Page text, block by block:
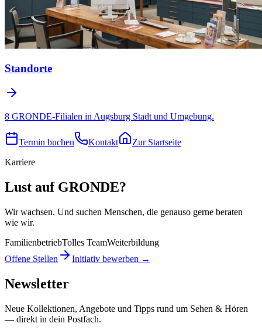
Standorte
8 GRONDE-Filialen in Augsburg Stadt und Umgebung.
Termin buchen Kontakt
Zur Startseite
Karriere
Lust auf GRONDE?
Wir wachsen. Und suchen Menschen, die genauso gerne beraten
wie wir.
FamilienbetriebTolles TeamWeiterbildung
Offene Stellen
Initiativ bewerben →
Newsletter
Neue Kollektionen, Angebote und Tipps rund um Sehen & Hören
— direkt in dein Postfach.